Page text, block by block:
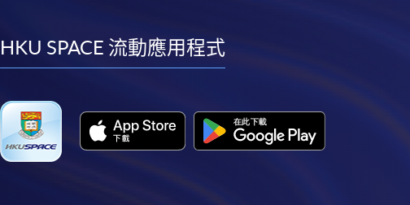
facebook
youtube
linkedininstagram
HKU SPACE 流動應用程式